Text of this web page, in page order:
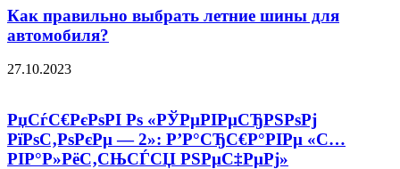
Как правильно выбрать летние шины для
автомобиля?
27.10.2023
РџСѓС€РєРѕРІ Рѕ «РЎРµРІРµСЂРЅРѕРј
РїРѕС‚РѕРєРµ — 2»: Р’Р°СЂС€Р°РІРµ «С…
РІР°Р»РёС‚СЊСЃСЏ РЅРµС‡РµРј»